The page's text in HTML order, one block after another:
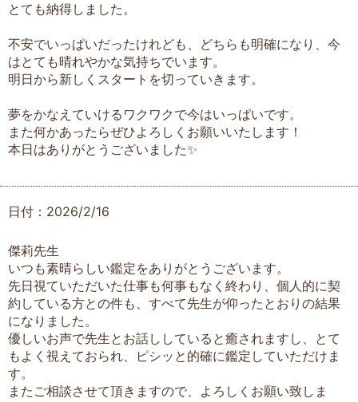
とても納得しました。
不安でいっぱいだったけれども、どちらも明確になり、今
はとても晴れやかな気持ちでいます。
明日から新しくスタートを切っていきます。
夢をかなえていけるワクワクで今はいっぱいです。
また何かあったらぜひよろしくお願いいたします！
本日はありがとうございました✨
日付：2026/2/16
傑莉先生
いつも素晴らしい鑑定をありがとうございます。
先日視ていただいた仕事も何事もなく終わり、個人的に契
約している方との件も、すべて先生が仰ったとおりの結果
になりました。
優しいお声で先生とお話ししていると癒されますし、とて
もよく視えておられ、ピシッと的確に鑑定していただけま
す。
またご相談させて頂きますので、よろしくお願い致しま